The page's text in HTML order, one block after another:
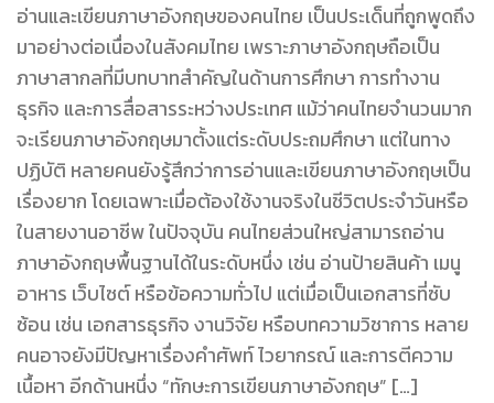
อ่านและเขียนภาษาอังกฤษของคนไทย เป็นประเด็นที่ถูกพูดถึง
มาอย่างต่อเนื่องในสังคมไทย เพราะภาษาอังกฤษถือเป็น
ภาษาสากลที่มีบทบาทสำคัญในด้านการศึกษา การทำงาน
ธุรกิจ และการสื่อสารระหว่างประเทศ แม้ว่าคนไทยจำนวนมาก
จะเรียนภาษาอังกฤษมาตั้งแต่ระดับประถมศึกษา แต่ในทาง
ปฏิบัติ หลายคนยังรู้สึกว่าการอ่านและเขียนภาษาอังกฤษเป็น
เรื่องยาก โดยเฉพาะเมื่อต้องใช้งานจริงในชีวิตประจำวันหรือ
ในสายงานอาชีพ ในปัจจุบัน คนไทยส่วนใหญ่สามารถอ่าน
ภาษาอังกฤษพื้นฐานได้ในระดับหนึ่ง เช่น อ่านป้ายสินค้า เมนู
อาหาร เว็บไซต์ หรือข้อความทั่วไป แต่เมื่อเป็นเอกสารที่ซับ
ซ้อน เช่น เอกสารธุรกิจ งานวิจัย หรือบทความวิชาการ หลาย
คนอาจยังมีปัญหาเรื่องคำศัพท์ ไวยากรณ์ และการตีความ
เนื้อหา อีกด้านหนึ่ง “ทักษะการเขียนภาษาอังกฤษ” […]